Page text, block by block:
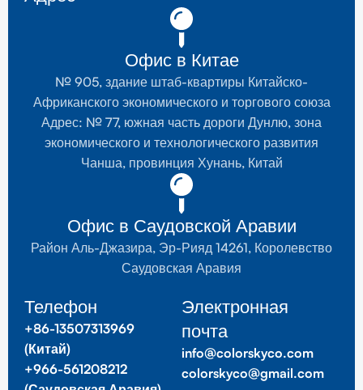
Офис в Китае
№ 905, здание штаб-квартиры Китайско-
Африканского экономического и торгового союза
Адрес: № 77, южная часть дороги Дунлю, зона
экономического и технологического развития
Чанша, провинция Хунань, Китай
Офис в Саудовской Аравии
Район Аль-Джазира, Эр-Рияд 14261, Королевство
Саудовская Аравия
Телефон
+86-13507313969
(Китай)
+966-561208212
Электронная
почта
info@colorskyco.com
colorskyco@gmail.com